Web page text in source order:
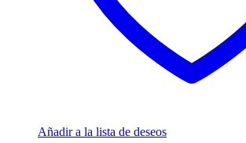
Añadir a la lista de deseos